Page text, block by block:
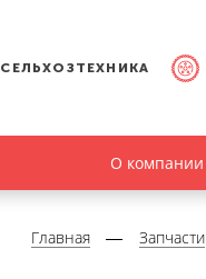
СЕЛЬХОЗТЕХНИКА
О компании
Главная Запчасти